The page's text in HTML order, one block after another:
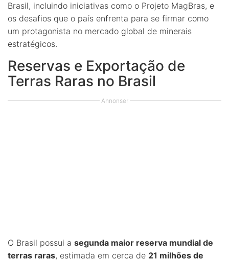
Brasil, incluindo iniciativas como o Projeto MagBras, e
os desafios que o país enfrenta para se firmar como
um protagonista no mercado global de minerais
estratégicos.
Reservas e Exportação de
Terras Raras no Brasil
Annonser
O Brasil possui a segunda maior reserva mundial de
terras raras, estimada em cerca de 21 milhões de